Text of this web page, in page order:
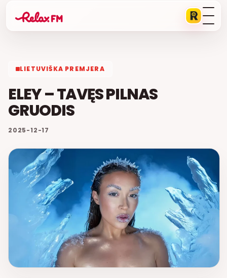
LIETUVIŠKA PREMJERA
ELEY – TAVĘS PILNAS
GRUODIS
2025-12-17